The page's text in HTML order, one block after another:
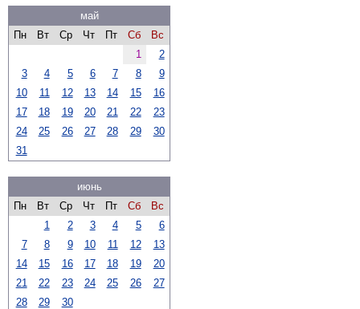
май
Пн
Вт Ср Чт Пт Сб
Вс
1
2
3
4 5 6 7 8
9
10
11 12 13 14 15
16
17
18 19 20 21 22
23
24
25 26 27 28 29
30
31
июнь
Пн
Вт Ср Чт Пт Сб
Вс
1
2 3 4 5
6
7
8 9 10 11 12
13
14
15 16 17 18 19
20
21
22 23 24 25 26
27
28
29 30